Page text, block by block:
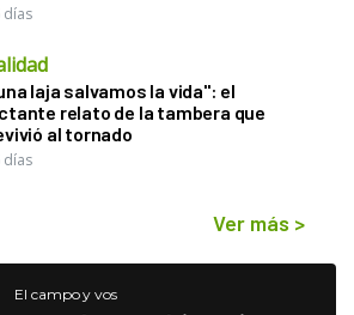
días
laja salvamos la vida": el
relato de la tambera que
al tornado
días
Ver más >
El campo y vos